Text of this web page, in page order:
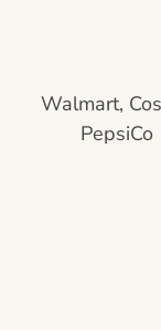
Walmart,
PepsiCo